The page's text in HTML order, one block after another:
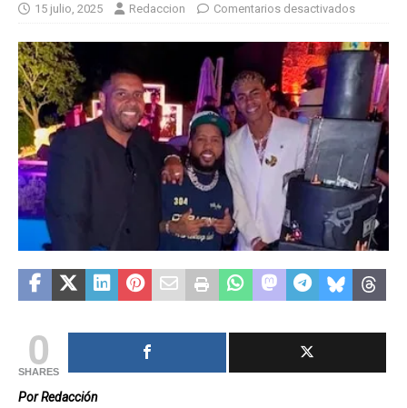
15 julio, 2025 Redaccion Comentarios desactivados
0
SHARES
Por Redacción